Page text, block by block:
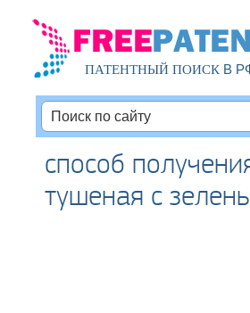
ПАТЕНТНЫЙ ПОИСКВ
способ
тушеная с